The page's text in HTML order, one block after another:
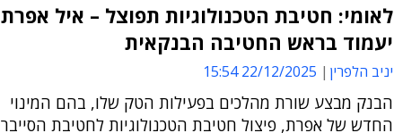
לאומי: חטיבת הטכנולוגיות תפוצל – איל אפרת
יעמוד בראש החטיבה הבנקאית
יניב הלפרין 22/12/2025 15:54
הבנק מבצע שורת מהלכים בפעילות הטק שלו, בהם המינוי
החדש של אפרת, פיצול חטיבת הטכנולוגיות לחטיבת הסייבר